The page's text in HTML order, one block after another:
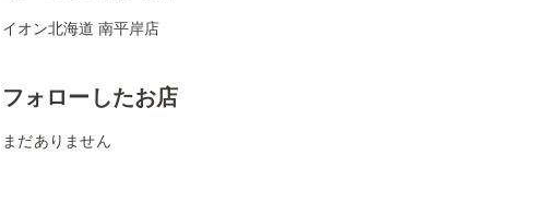
イオン北海道 南平岸店
フォローしたお店
まだありません